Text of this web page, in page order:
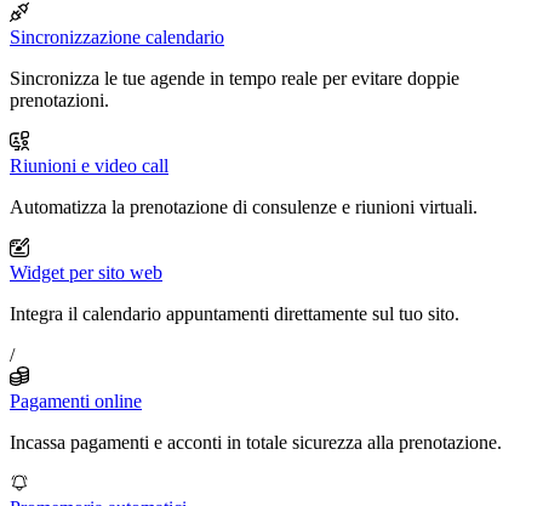
Sincronizzazione calendario
Sincronizza le tue agende in tempo reale per evitare doppie
prenotazioni.
Riunioni e video call
Automatizza la prenotazione di consulenze e riunioni virtuali.
Widget per sito web
Integra il calendario appuntamenti direttamente sul tuo sito.
/
Pagamenti online
Incassa pagamenti e acconti in totale sicurezza alla prenotazione.